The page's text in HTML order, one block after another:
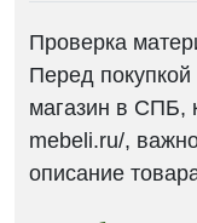
Проверка
Перед
магазин в СПБ,
mebeli.ru/,
описание